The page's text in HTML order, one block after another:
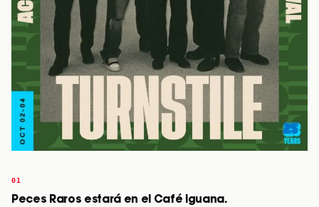
Peces Raros estará en el Café Iguana.